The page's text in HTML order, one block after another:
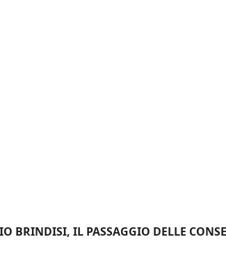
BRINDISI, IL PASSAGGIO DELLE